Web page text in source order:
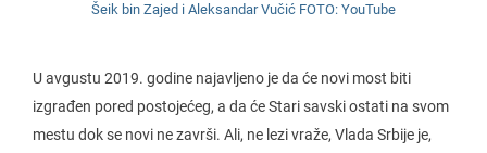
Šeik bin Zajed i Aleksandar Vučić FOTO: YouTube
U avgustu 2019. godine najavljeno je da će novi most biti
izgrađen pored postojećeg, a da će Stari savski ostati na svom
mestu dok se novi ne završi. Ali, ne lezi vraže, Vlada Srbije je,